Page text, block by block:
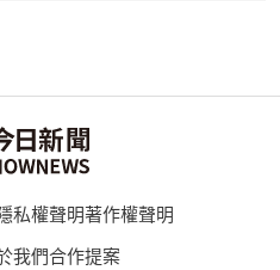
私權聲明著作權聲明
我們合作提案